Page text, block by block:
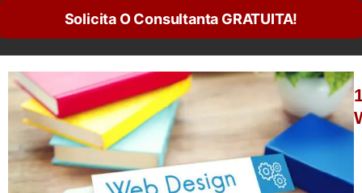
Solicita O Consultanta GRATUITA!